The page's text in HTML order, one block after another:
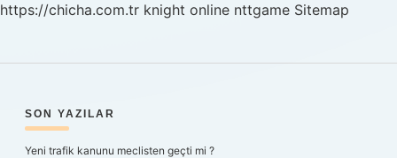
https://chicha.com.tr knight online nttgame Sitemap
SIDEBAR
SON YAZILAR
Yeni trafik kanunu meclisten geçti mi ?